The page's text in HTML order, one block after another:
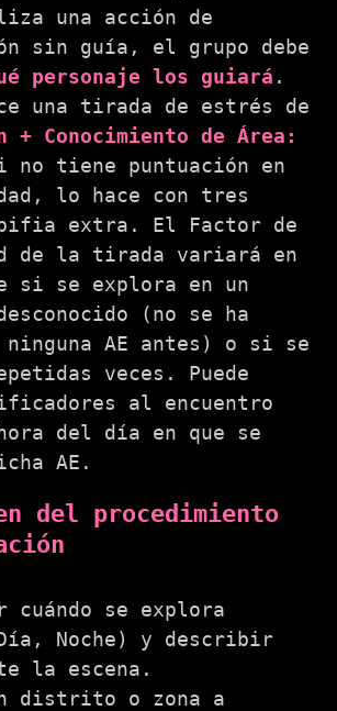
una acción de
sin guía, el grupo debe
personaje los guiará .
una tirada de estrés de
+ Conocimiento de Área:
no tiene puntuación en
lo hace con tres
pifia extra. El Factor de
de la tirada variará en
si se explora en un
(no se ha
AE antes) o si se
veces. Puede
al encuentro
del día en que se
AE.
del procedimiento
cuándo se explora
Día, Noche) y describir
la escena.
distrito o zona a